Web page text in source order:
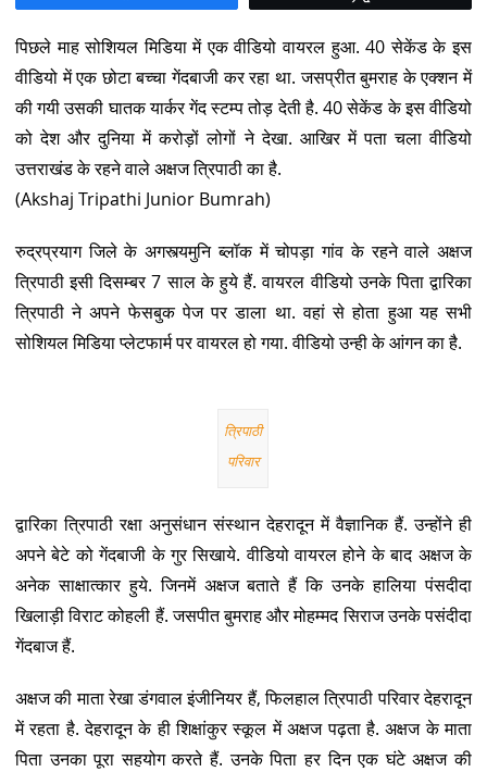
पिछले माह सोशियल मिडिया में एक वीडियो वायरल हुआ. 40 सेकेंड के इस
वीडियो में एक छोटा बच्चा गेंदबाजी कर रहा था. जसप्रीत बुमराह के एक्शन में
की गयी उसकी घातक यार्कर गेंद स्टम्प तोड़ देती है. 40 सेकेंड के इस वीडियो
को देश और दुनिया में करोड़ों लोगों ने देखा. आखिर में पता चला वीडियो
उत्तराखंड के रहने वाले अक्षज त्रिपाठी का है.
(Akshaj Tripathi Junior Bumrah)
रुद्रप्रयाग जिले के अगस्त्यमुनि ब्लॉक में चोपड़ा गांव के रहने वाले अक्षज
त्रिपाठी इसी दिसम्बर 7 साल के हुये हैं. वायरल वीडियो उनके पिता द्वारिका
त्रिपाठी ने अपने फेसबुक पेज पर डाला था. वहां से होता हुआ यह सभी
सोशियल मिडिया प्लेटफार्म पर वायरल हो गया. वीडियो उन्ही के आंगन का है.
त्रिपाठी
परिवार
द्वारिका त्रिपाठी रक्षा अनुसंधान संस्थान देहरादून में वैज्ञानिक हैं. उन्होंने ही
अपने बेटे को गेंदबाजी के गुर सिखाये. वीडियो वायरल होने के बाद अक्षज के
अनेक साक्षात्कार हुये. जिनमें अक्षज बताते हैं कि उनके हालिया पंसदीदा
खिलाड़ी विराट कोहली हैं. जसपीत बुमराह और मोहम्मद सिराज उनके पसंदीदा
गेंदबाज हैं.
अक्षज की माता रेखा डंगवाल इंजीनियर हैं, फिलहाल त्रिपाठी परिवार देहरादून
में रहता है. देहरादून के ही शिक्षांकुर स्कूल में अक्षज पढ़ता है. अक्षज के माता
पिता उनका पूरा सहयोग करते हैं. उनके पिता हर दिन एक घंटे अक्षज की